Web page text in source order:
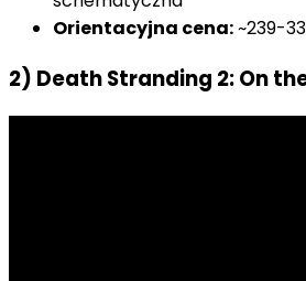
Orientacyjna cena:~239-
2) Death Stranding 2: On